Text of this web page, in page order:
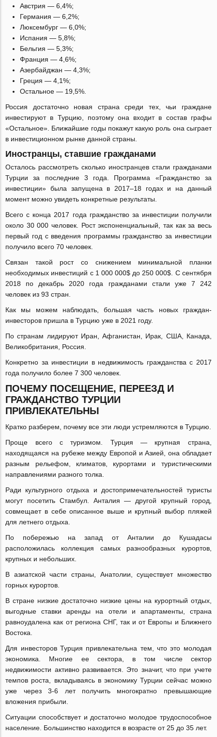
Австрия — 6,4%;
Германия — 6,2%;
Люксембург — 6,0%;
Испания — 5,8%;
Бельгия — 5,3%;
Франция — 4,6%;
Азербайджан — 4,3%;
Греция — 4,1%;
Остальное — 19,5%.
Россия достаточно новая страна среди тех, чьи граждане
инвестируют в Турцию, поэтому она входит в состав графы
«Остальное». Ближайшие годы покажут какую роль она сыграет
в инвестиционном рынке данной страны.
Иностранцы, ставшие гражданами
Осталось рассмотреть сколько иностранцев стали гражданами
Турции за последние 3 года. Программа «Гражданство за
инвестиции» была запущена в 2017–18 годах и на данный
момент можно увидеть конкретные результаты.
Всего с конца 2017 года гражданство за инвестиции получили
около 30 000 человек. Рост экспоненциальный, так как за весь
первый год с введения программы гражданство за инвестиции
получило всего 70 человек.
Связан такой рост со снижением минимальной планки
необходимых инвестиций с 1 000 000$ до 250 000$. С сентября
2018 по декабрь 2020 года гражданами стали уже 7 242
человек из 93 стран.
Как мы можем наблюдать, большая часть новых граждан-
инвесторов пришла в Турцию уже в 2021 году.
По странам лидируют Иран, Афганистан, Ирак, США, Канада,
Великобритания, Россия.
Конкретно за инвестиции в недвижимость гражданства с 2017
года получило более 7 300 человек.
ПОЧЕМУ ПОСЕЩЕНИЕ, ПЕРЕЕЗД И
ГРАЖДАНСТВО ТУРЦИИ
ПРИВЛЕКАТЕЛЬНЫ
Кратко разберем, почему все эти люди устремляются в Турцию.
Проще всего с туризмом. Турция — крупная страна,
находящаяся на рубеже между Европой и Азией, она обладает
разным рельефом, климатов, курортами и туристическими
направлениями разного толка.
Ради культурного отдыха и достопримечательностей туристы
могут посетить Стамбул. Анталия — другой крупный город,
совмещает в себе описанное выше и крупный выбор пляжей
для летнего отдыха.
По побережью на запад от Анталии до Кушадасы
расположилась коллекция самых разнообразных курортов,
крупных и небольших.
В азиатской части страны, Анатолии, существует множество
горных курортов.
В стране низкие достаточно низкие цены на курортный отдых,
выгодные ставки аренды на отели и апартаменты, страна
равноудалена как от региона СНГ, так и от Европы и Ближнего
Востока.
Для инвесторов Турция привлекательна тем, что это молодая
экономика. Многие ее сектора, в том числе сектор
недвижимости активно развивается. Это значит, что при учете
темпов роста, вкладываясь в экономику Турции сейчас можно
уже через 3-6 лет получить многократно превышающие
вложения прибыли.
Ситуации способствует и достаточно молодое трудоспособное
население. Большинство находится в возрасте от 25 до 35 лет.